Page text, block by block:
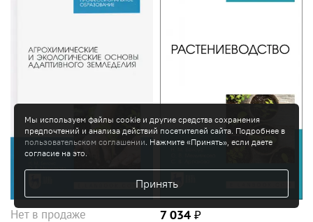
Нет в продаже 7 034 ₽
Мы используем файлы cookie и другие средства сохранения
предпочтений и анализа действий посетителей сайта. Подробнее в
пользовательском соглашении. Нажмите «Принять», если даете
согласие на это.
Принять